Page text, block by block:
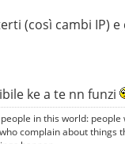
(così cambi IP) e
ke a te nn funzi
in this world: people
complain about things